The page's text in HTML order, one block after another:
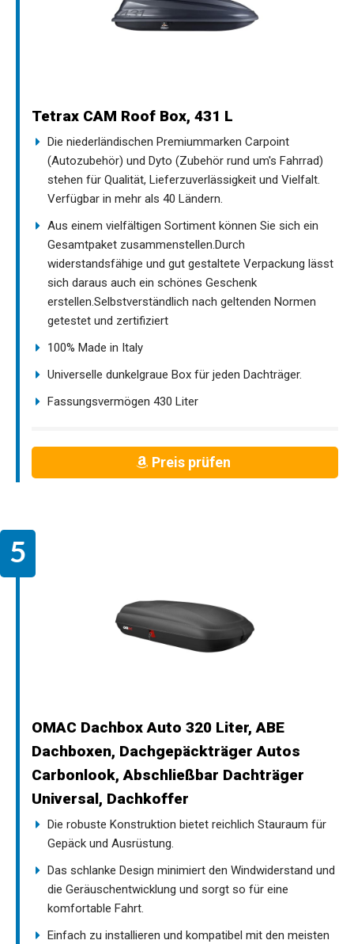
Tetrax CAM Roof Box, 431 L
Die niederländischen Premiummarken Carpoint
(Autozubehör) und Dyto (Zubehör rund um's Fahrrad)
stehen für Qualität, Lieferzuverlässigkeit und Vielfalt.
Verfügbar in mehr als 40 Ländern.
Aus einem vielfältigen Sortiment können Sie sich ein
Gesamtpaket zusammenstellen.Durch
widerstandsfähige und gut gestaltete Verpackung lässt
sich daraus auch ein schönes Geschenk
erstellen.Selbstverständlich nach geltenden Normen
getestet und zertifiziert
100% Made in Italy
Universelle dunkelgraue Box für jeden Dachträger.
Fassungsvermögen 430 Liter
Preis prüfen
OMAC Dachbox Auto 320 Liter, ABE
Dachboxen, Dachgepäckträger Autos
Carbonlook, Abschließbar Dachträger
Universal, Dachkoffer
Die robuste Konstruktion bietet reichlich Stauraum für
Gepäck und Ausrüstung.
Das schlanke Design minimiert den Windwiderstand und
die Geräuschentwicklung und sorgt so für eine
komfortable Fahrt.
Einfach zu installieren und kompatibel mit den meisten